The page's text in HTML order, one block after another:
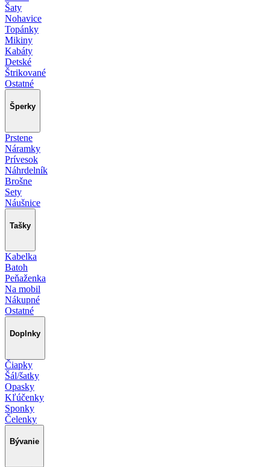
Šaty
Nohavice
Topánky
Mikiny
Kabáty
Detské
Štrikované
Ostatné
Šperky
Prstene
Náramky
Prívesok
Náhrdelník
Brošne
Sety
Náušnice
Tašky
Kabelka
Batoh
Peňaženka
Na mobil
Nákupné
Ostatné
Doplnky
Čiapky
Šál/šatky
Opasky
Kľúčenky
Sponky
Čelenky
Bývanie